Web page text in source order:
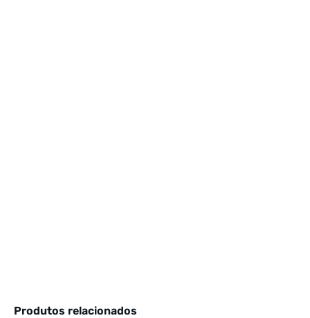
Produtos relacionados